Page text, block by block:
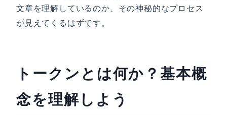
文章を理解しているのか、その神秘的なプロセス
が見えてくるはずです。
トークンとは何か？基本概
念を理解しよう